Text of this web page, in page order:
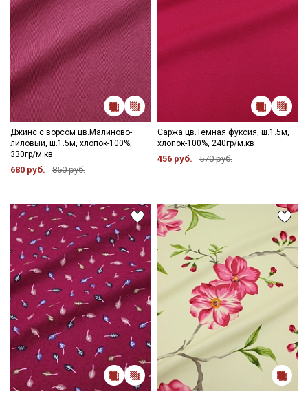
Джинс с ворсом цв.Малиново-
лиловый, ш.1.5м, хлопок-100%,
330гр/м.кв
680 руб. 850 руб.
Саржа цв.Темная фуксия, ш.1.5м,
хлопок-100%, 240гр/м.кв
456 руб. 570 руб.